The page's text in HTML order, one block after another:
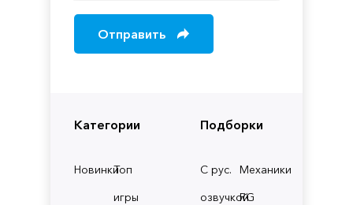
Категории
НовинкиТоп
игры
Подборки
С рус.
озвучкой
Механики
RG
Отправить